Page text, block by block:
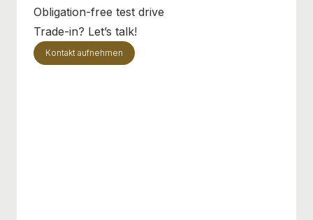
Obligation-free test drive
Trade-in? Let’s talk!
Kontakt aufnehmen